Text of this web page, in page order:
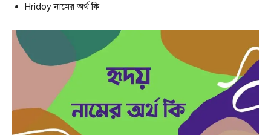
Hridoy নামের অর্থ কি